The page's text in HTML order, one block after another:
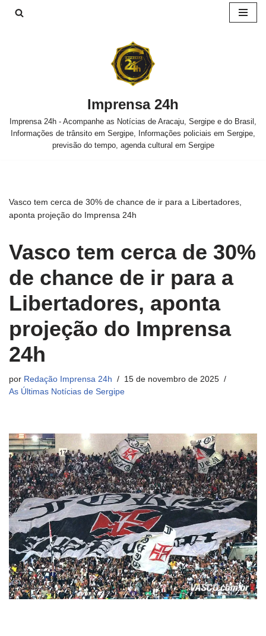
Imprensa 24h
Imprensa 24h - Acompanhe as Notícias de Aracaju, Sergipe e do Brasil,
Informações de trânsito em Sergipe, Informações policiais em Sergipe,
previsão do tempo, agenda cultural em Sergipe
Vasco tem cerca de 30% de chance de ir para a Libertadores,
aponta projeção do Imprensa 24h
Vasco tem cerca de 30%
de chance de ir para a
Libertadores, aponta
projeção do Imprensa
24h
por Redação Imprensa 24h
15 de novembro de 2025
As Últimas Notícias de Sergipe